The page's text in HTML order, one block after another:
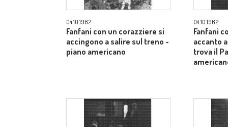
04.10.1962
Fanfani con un corazziere si
accingono a salire sul treno -
piano americano
04.10.1962
Fanfani
accanto
trova il